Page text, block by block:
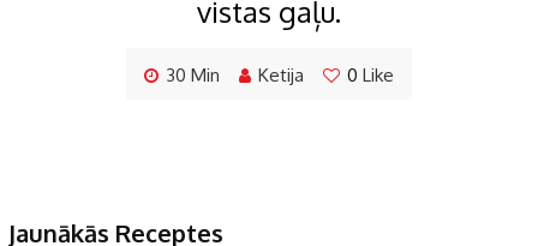
vistas gaļu.
30 Min Ketija 0 Like
Jaunākās Receptes